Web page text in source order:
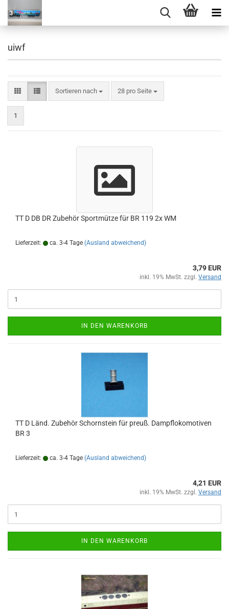
uiwf
Sortieren nach
Sortieren nach 28 pro Seite
pro Seite
1
TT D DB DR Zubehör Sportmütze für BR 119 2x WM
Lieferzeit: ca. 3-4 Tage (Ausland abweichend)
3,79 EUR
inkl. 19% MwSt. zzgl. Versand
IN DEN WARENKORB
TT D Länd. Zubehör Schornstein für preuß. Dampflokomotiven
BR 3
Lieferzeit: ca. 3-4 Tage (Ausland abweichend)
4,21 EUR
inkl. 19% MwSt. zzgl. Versand
IN DEN WARENKORB